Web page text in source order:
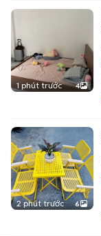
1 phút trước 4
2 phút trước 6